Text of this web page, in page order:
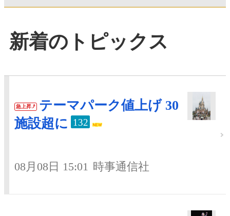
新着のトピックス
急上昇
テーマパーク値上げ 30
施設超に 132
08月08日 15:01 時事通信社